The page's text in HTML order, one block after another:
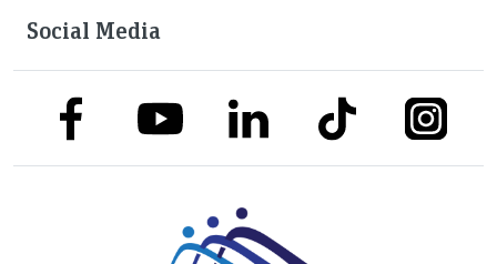
Social Media
link to facebooklink to youtubelink to linkedinlink to tiktok link to